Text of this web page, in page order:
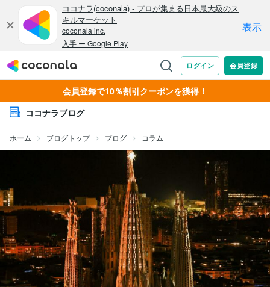
会員登録で10％割引クーポンを獲得！
ココナラブログ
ホーム ブログトップ ブログ コラム